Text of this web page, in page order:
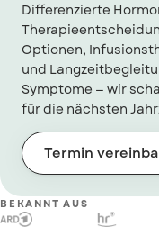
Differenzierte
Optionen,
und
Symptome — wir
für die nächsten
Termin
BEKANNT AUS